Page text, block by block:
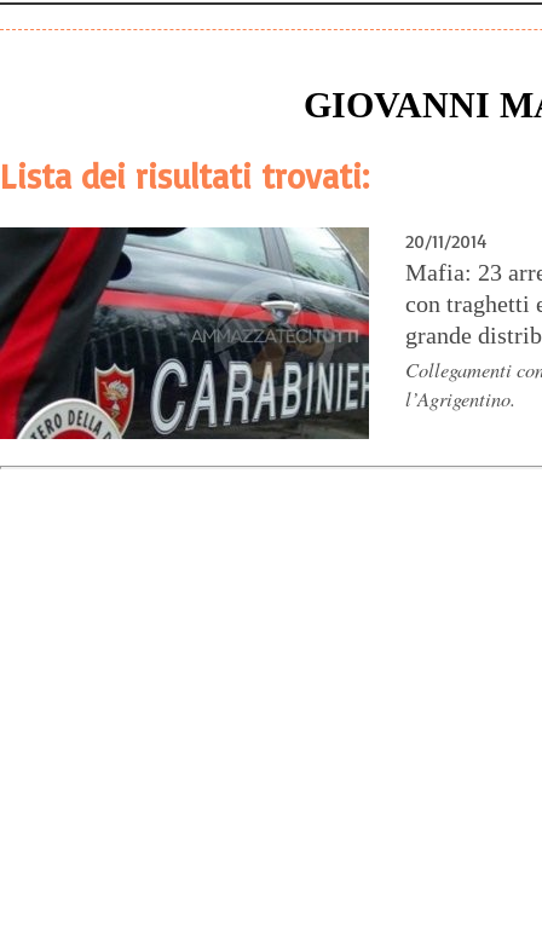
GIOVANNI
Lista dei risultati trovati:
20/11/2014
Mafia: 23
con traghetti
grande
Collegamenti
l’Agrigentino.